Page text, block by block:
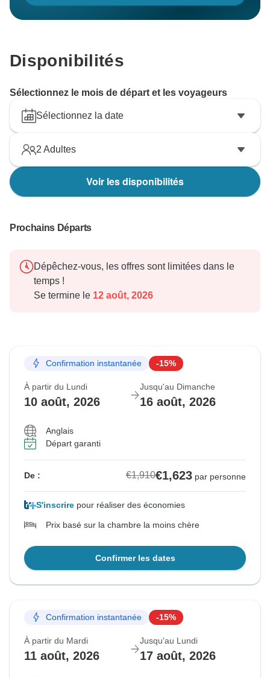
Disponibilités
Sélectionnez le mois de départ et les voyageurs
Sélectionnez la date
2 Adultes
Voir les disponibilités
Prochains Départs
Dépêchez-vous, les offres sont limitées dans le
temps !
Se termine le 12 août, 2026
Confirmation instantanée -15%
À partir du Lundi
10 août, 2026
Jusqu'au Dimanche
16 août, 2026
Anglais
Départ garanti
De : €1,910€1,623 par personne
S'inscrire pour réaliser des économies
Prix basé sur la chambre la moins chère
Confirmer les dates
Confirmation instantanée -15%
À partir du Mardi
11 août, 2026
Jusqu'au Lundi
17 août, 2026